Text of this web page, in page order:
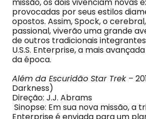
provocadas por seus estilos
opostos. Assim, Spock, o
passional, viverão uma grande
de outros tradicionais
U.S.S. Enterprise, a mais
da época.
Além da Escuridão Star Trek –
Darkness)
Direção: J.J. Abrams
Sinopse: Em sua nova missão, a